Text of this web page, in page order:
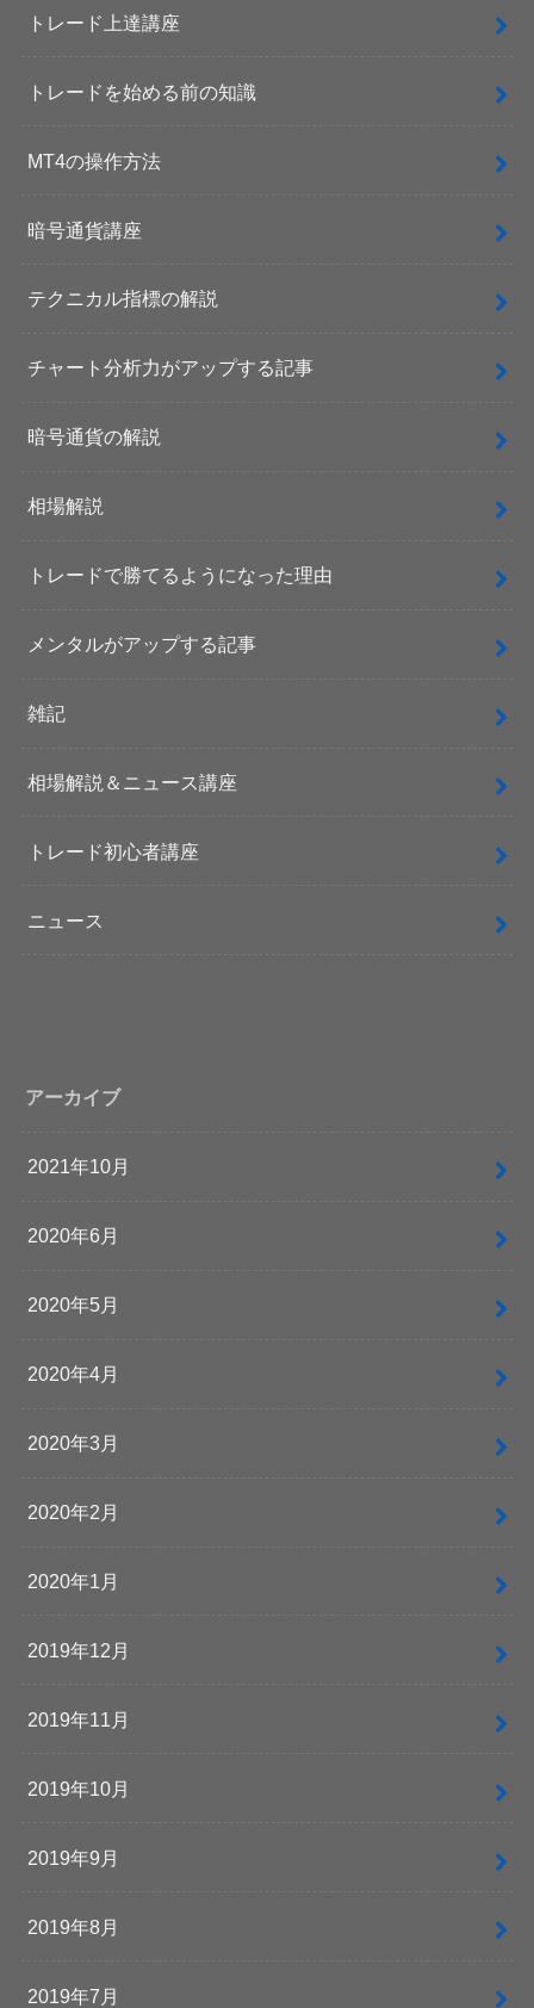
トレード上達講座
トレードを始める前の知識
MT4の操作方法
暗号通貨講座
テクニカル指標の解説
チャート分析力がアップする記事
暗号通貨の解説
相場解説
トレードで勝てるようになった理由
メンタルがアップする記事
雑記
相場解説＆ニュース講座
トレード初心者講座
ニュース
アーカイブ
2021年10月
2020年6月
2020年5月
2020年4月
2020年3月
2020年2月
2020年1月
2019年12月
2019年11月
2019年10月
2019年9月
2019年8月
2019年7月